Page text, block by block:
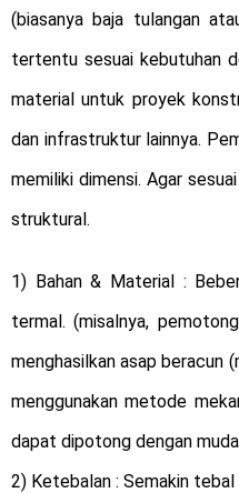
(biasanya baja tulangan
tertentu sesuai kebutuhan
material untuk proyek
dan infrastruktur lainnya.
memiliki dimensi. Agar
struktural.
1) Bahan & Material :
termal. (misalnya,
menghasilkan asap beracun
menggunakan metode
dapat dipotong dengan
2) Ketebalan : Semakin